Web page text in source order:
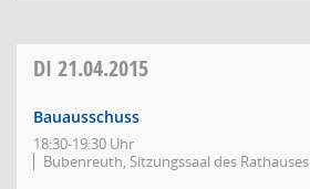
DI 21.04.2015
Bauausschuss
18:30-19:30 Uhr
Bubenreuth, Sitzungssaal des Rathauses